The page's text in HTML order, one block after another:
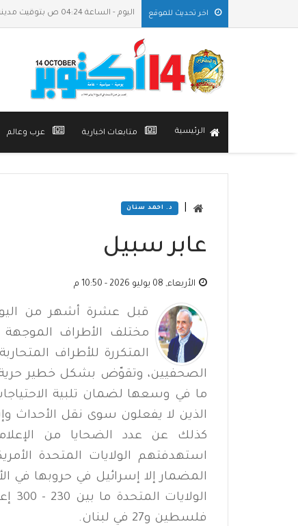
اخر تحديث للموقع اليوم - الساعة 04:24 ص بتوقيت مدينة عدن
الرئيسية متابعات اخبارية عرب وعالم
د. احمد سنان
عابر سبيل
الأربعاء, 08 يوليو 2026 - 10:50 م
قبل عشرة أشهر من
مختلف الأطراف الموجهة
المتكررة للأطراف
الصحفيين، وتقوّض بشكل خطير حرية
ما في وسعها لضمان تلبية
الذين لا يفعلون سوى نقل الأحداث
كذلك عن عدد الضحايا من
استهدفتهم الولايات المتحدة
المضمار إلا إسرائيل في حروبها في
فلسطين و27 في لبنان.